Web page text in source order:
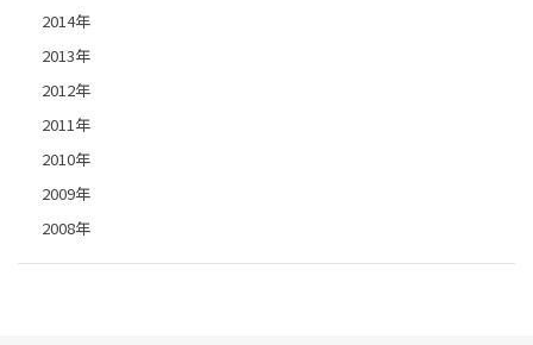
2014年
2013年
2012年
2011年
2010年
2009年
2008年